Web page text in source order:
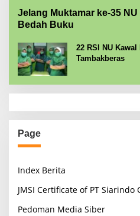
Jelang Muktamar ke-35
Bedah Buku
22 RSI NU
Tambakberas
Page
Index Berita
JMSI Certificate of PT Siarindo
Pedoman Media Siber